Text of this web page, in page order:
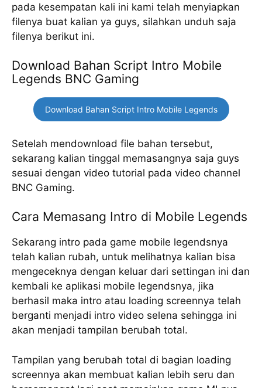
pada kesempatan kali ini kami telah menyiapkan
filenya buat kalian ya guys, silahkan unduh saja
filenya berikut ini.
Download Bahan Script Intro Mobile
Legends BNC Gaming
Download Bahan Script Intro Mobile Legends
Setelah mendownload file bahan tersebut,
sekarang kalian tinggal memasangnya saja guys
sesuai dengan video tutorial pada video channel
BNC Gaming.
Cara Memasang Intro di Mobile Legends
Sekarang intro pada game mobile legendsnya
telah kalian rubah, untuk melihatnya kalian bisa
mengeceknya dengan keluar dari settingan ini dan
kembali ke aplikasi mobile legendsnya, jika
berhasil maka intro atau loading screennya telah
berganti menjadi intro video selena sehingga ini
akan menjadi tampilan berubah total.
Tampilan yang berubah total di bagian loading
screennya akan membuat kalian lebih seru dan